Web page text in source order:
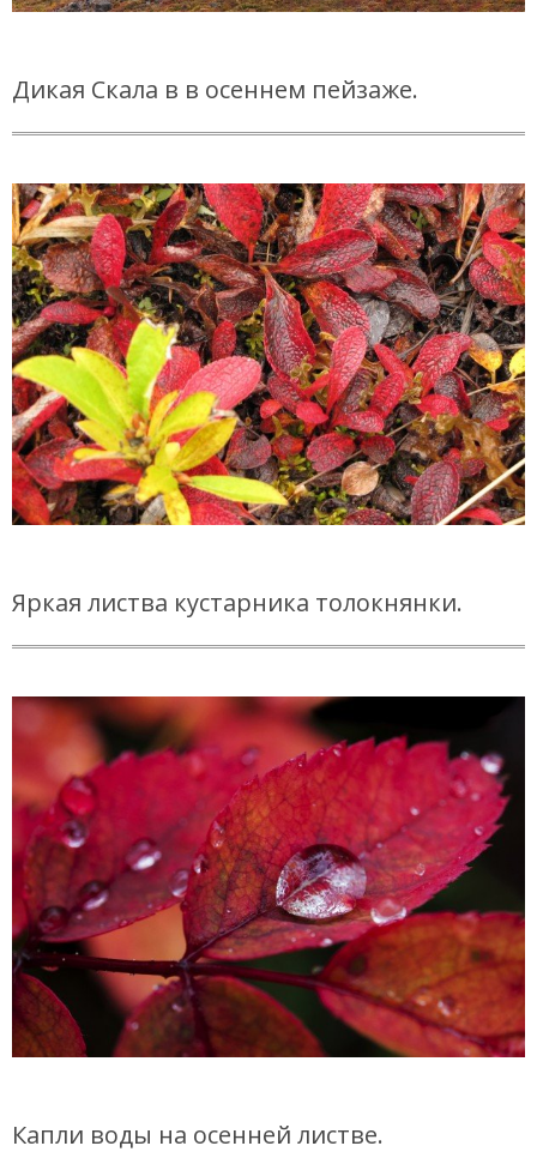
Дикая Скала в в осеннем пейзаже.
Яркая листва кустарника толокнянки.
Капли воды на осенней листве.